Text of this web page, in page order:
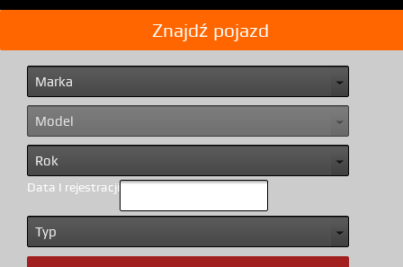
Znajdź pojazd
Data I rejestracji